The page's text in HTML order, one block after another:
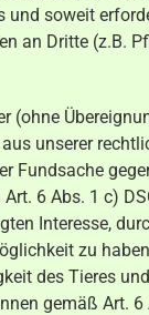
und soweit
an Dritte (z.B.
(ohne
unserer
Fundsache
6 Abs. 1 c)
Interesse,
zu
des Tieres
gemäß Art. 6